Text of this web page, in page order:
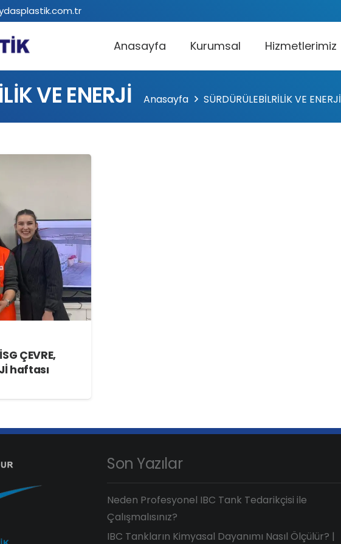
Anasayfa Kurumsal Hizmetlerimiz
VE ENERJİ Anasayfa SÜRDÜRÜLEBİLRİLİK VE ENERJİ
ÇEVRE,
haftası
Son Yazılar
Neden Profesyonel IBC Tank Tedarikçisi ile
Çalışmalısınız?
IBC Tankların Kimyasal Dayanımı Nasıl Ölçülür? |